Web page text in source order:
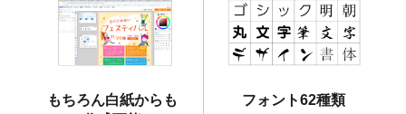
2025/9/10
喪中はがき・寒中見舞いのデザインテンプ
レートを公開いたしました。
2025/8/1
9,160万点以上の写真やイラスト素材が無料
2025/7/30
キャンバスプリントのデザインテンプレー
もちろん白紙からも
フォント62種類